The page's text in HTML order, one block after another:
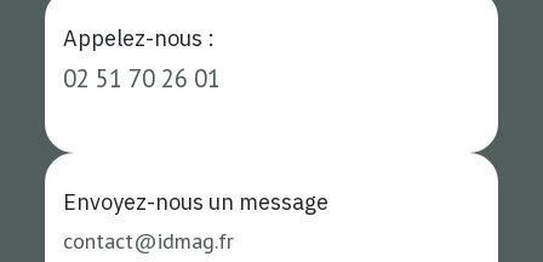
Appelez-nous :
02 51 70 26 01
Envoyez-nous un message
contact@idmag.fr